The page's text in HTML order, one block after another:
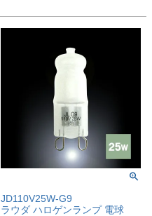
JD110V25W-G9
ラウダ ハロゲンランプ 電球